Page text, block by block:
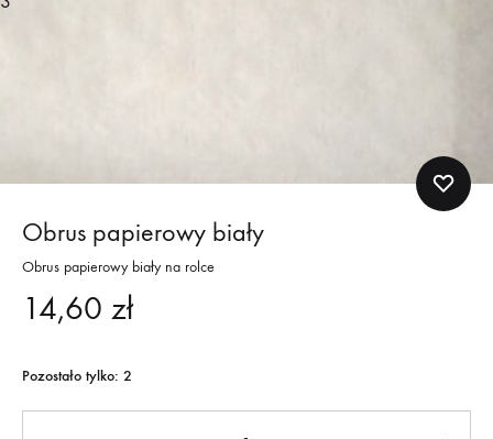
Obrus papierowy biały
Obrus papierowy biały na rolce
14,60 zł
Pozostało tylko: 2